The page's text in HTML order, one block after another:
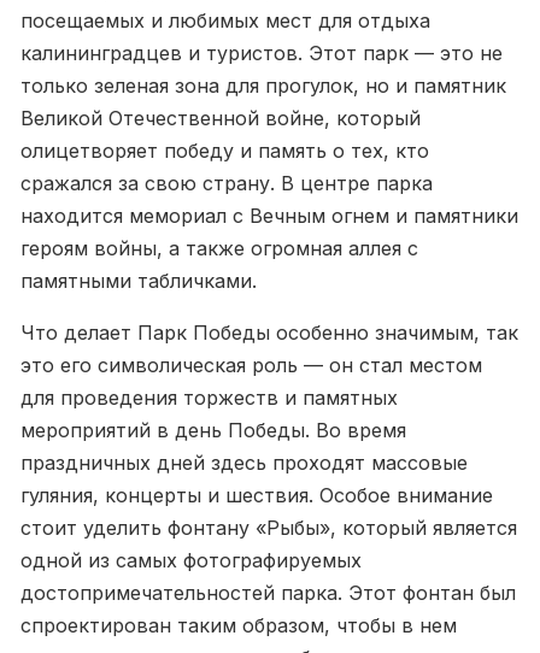
посещаемых и любимых мест для отдыха
калининградцев и туристов. Этот парк — это не
только зеленая зона для прогулок, но и памятник
Великой Отечественной войне, который
олицетворяет победу и память о тех, кто
сражался за свою страну. В центре парка
находится мемориал с Вечным огнем и памятники
героям войны, а также огромная аллея с
памятными табличками.
Что делает Парк Победы особенно значимым, так
это его символическая роль — он стал местом
для проведения торжеств и памятных
мероприятий в день Победы. Во время
праздничных дней здесь проходят массовые
гуляния, концерты и шествия. Особое внимание
стоит уделить фонтану «Рыбы», который является
одной из самых фотографируемых
достопримечательностей парка. Этот фонтан был
спроектирован таким образом, чтобы в нем